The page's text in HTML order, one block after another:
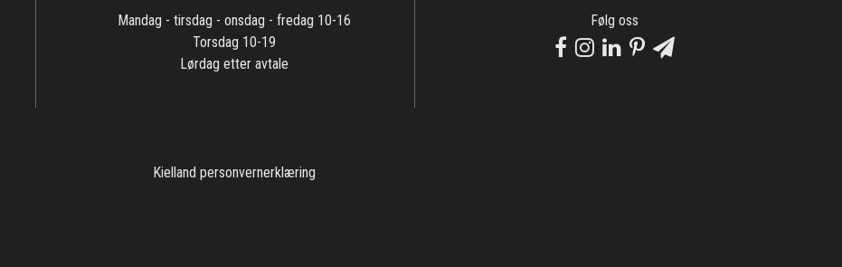
Mandag - tirsdag - onsdag - fredag 10-16
Torsdag 10-19
Lørdag etter avtale
Følg oss
Kielland personvernerklæring